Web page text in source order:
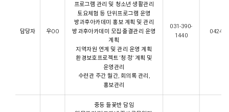
담당자 우OO
프로그램 관리 및 청소년 생활관리
토요체험 등 단위프로그램 운영
방과후아카데미 홍보 계획 및 관리
방과후아카데미 모집·출결관리 운영
계획
지역자원 연계 및 관리 운영 계획
환경보호프로젝트 ‘청·정’ 계획 및
운영관리
수련관 주간 월간, 회의록 관리,
홍보관리
031-390-
1440
중등 들꽃반 담임